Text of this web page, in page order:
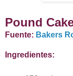
Pound
Fuente: Bakers
Ingredientes: